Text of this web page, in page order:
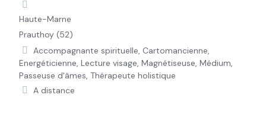
Haute-Marne
Prauthoy (52)
Accompagnante spirituelle, Cartomancienne,
Energéticienne, Lecture visage, Magnétiseuse, Médium,
Passeuse d'âmes, Thérapeute holistique
A distance